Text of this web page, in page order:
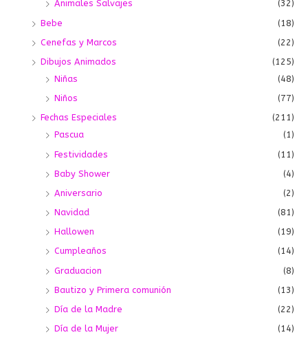
Animales Salvajes
(32)
Bebe
(18)
Cenefas y Marcos
(22)
Dibujos Animados
(125)
Niñas
(48)
Niños
(77)
Fechas Especiales
(211)
Pascua
(1)
Festividades
(11)
Baby Shower
(4)
Aniversario
(2)
Navidad
(81)
Hallowen
(19)
Cumpleaños
(14)
Graduacion
(8)
Bautizo y Primera comunión
(13)
Día de la Madre
(22)
Día de la Mujer
(14)